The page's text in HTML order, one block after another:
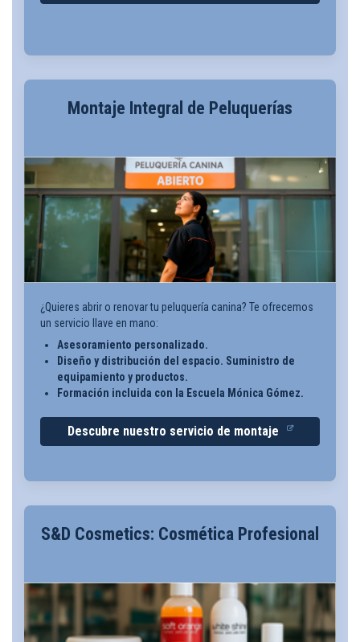
Montaje Integral de Peluquerías
¿Quieres abrir o renovar tu peluquería canina? Te ofrecemos
un servicio llave en mano:
Asesoramiento personalizado.
Diseño y distribución del espacio. Suministro de
equipamiento y productos.
Formación incluida con la Escuela Mónica Gómez.
Descubre nuestro servicio de montaje
S&D Cosmetics: Cosmética Profesional